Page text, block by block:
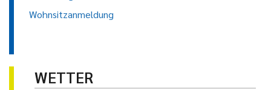
Wohnsitzanmeldung
WETTER